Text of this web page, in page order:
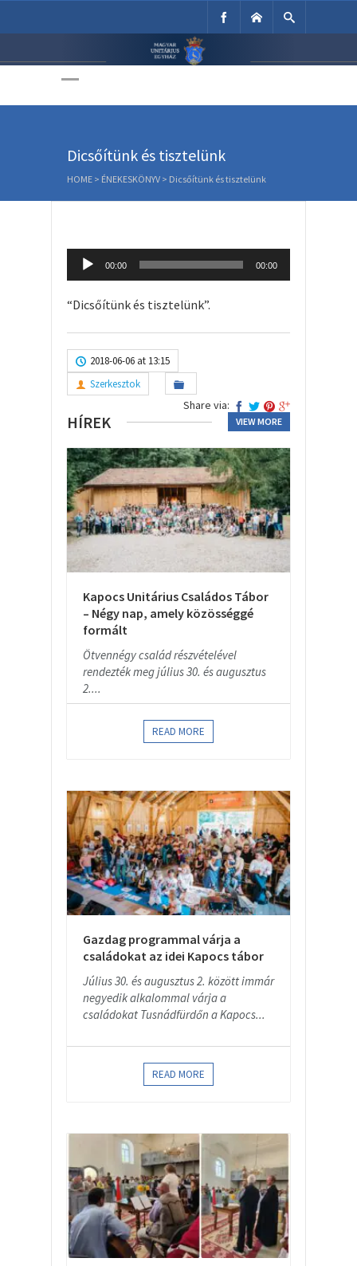
Unitárius Egyház
Dicsőítünk és tisztelünk
HOME > ÉNEKESKÖNYV > Dicsőítünk és tisztelünk
Audio
Player
00:00 00:00
“Dicsőítünk és tisztelünk”.
2018-06-06 at 13:15
Szerkesztok
Share via:
HÍREK VIEW MORE
Kapocs Unitárius Családos Tábor
– Négy nap, amely közösséggé
formált
Ötvennégy család részvételével
rendezték meg július 30. és augusztus
2....
READ MORE
Gazdag programmal várja a
családokat az idei Kapocs tábor
Július 30. és augusztus 2. között immár
negyedik alkalommal várja a
családokat Tusnádfürdőn a Kapocs...
READ MORE